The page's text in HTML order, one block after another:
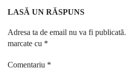
LASĂ UN RĂSPUNS
Adresa ta de email nu va fi publicată.
marcate cu *
Comentariu *